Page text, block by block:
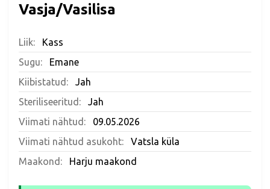
Vasja/Vasilisa
Liik:
Kass
Sugu:
Emane
Kiibistatud:
Jah
Steriliseeritud:
Jah
Viimati nähtud:
09.05.2026
Viimati nähtud asukoht:
Vatsla küla
Maakond:
Harju maakond